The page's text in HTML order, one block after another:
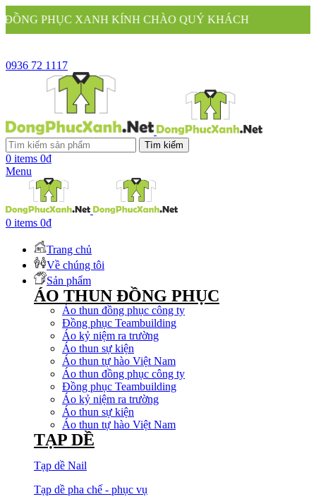
CHÀO QUÝ KHÁCH
0936 72 1117
Tìm kiếm
0 items 0₫
Menu
0 items 0₫
Trang chủ
Về chúng tôi
Sản phẩm
ÁO THUN ĐỒNG PHỤC
Áo thun đồng phục công ty
Đồng phục Teambuilding
Áo kỷ niệm ra trường
Áo thun sự kiện
Áo thun tự hào Việt Nam
Áo thun đồng phục công ty
Đồng phục Teambuilding
Áo kỷ niệm ra trường
Áo thun sự kiện
Áo thun tự hào Việt Nam
TẠP DỀ
Tạp dề Nail
Tạp dề pha chế - phục vụ